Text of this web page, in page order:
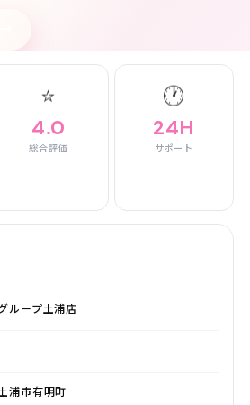
⭐
4.0
総合評価
🕐
24H
サポート
ループ土浦店
浦市有明町